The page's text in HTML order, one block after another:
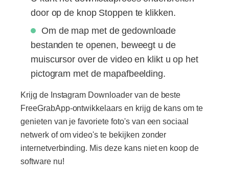
door op de knop Stoppen te klikken.
Om de map met de gedownloade
bestanden te openen, beweegt u de
muiscursor over de video en klikt u op het
pictogram met de mapafbeelding.
Krijg de Instagram Downloader van de beste
FreeGrabApp-ontwikkelaars en krijg de kans om te
genieten van je favoriete foto's van een sociaal
netwerk of om video's te bekijken zonder
internetverbinding. Mis deze kans niet en koop de
software nu!